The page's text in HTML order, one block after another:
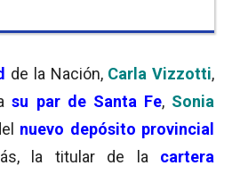
de la Nación, Carla Vizzotti,
su par de Santa Fe, Sonia
nuevo depósito provincial
la titular de la cartera